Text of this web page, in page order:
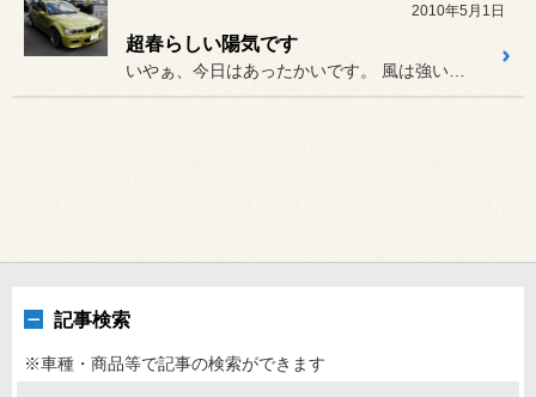
2010年5月1日
超春らしい陽気です
記事検索
※車種・商品等で記事の検索ができます